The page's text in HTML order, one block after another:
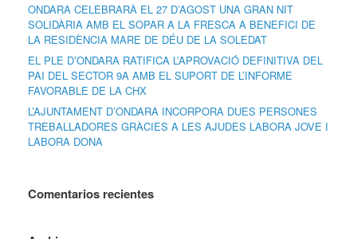
ONDARA CELEBRARÀ EL 27 D’AGOST UNA GRAN NIT
SOLIDÀRIA AMB EL SOPAR A LA FRESCA A BENEFICI DE
LA RESIDÈNCIA MARE DE DÉU DE LA SOLEDAT
EL PLE D’ONDARA RATIFICA L’APROVACIÓ DEFINITIVA DEL
PAI DEL SECTOR 9A AMB EL SUPORT DE L’INFORME
FAVORABLE DE LA CHX
L’AJUNTAMENT D’ONDARA INCORPORA DUES PERSONES
TREBALLADORES GRÀCIES A LES AJUDES LABORA JOVE I
LABORA DONA
Comentarios recientes